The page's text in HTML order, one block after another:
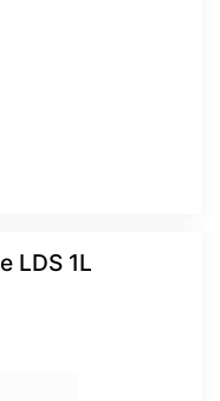
LDS 1L